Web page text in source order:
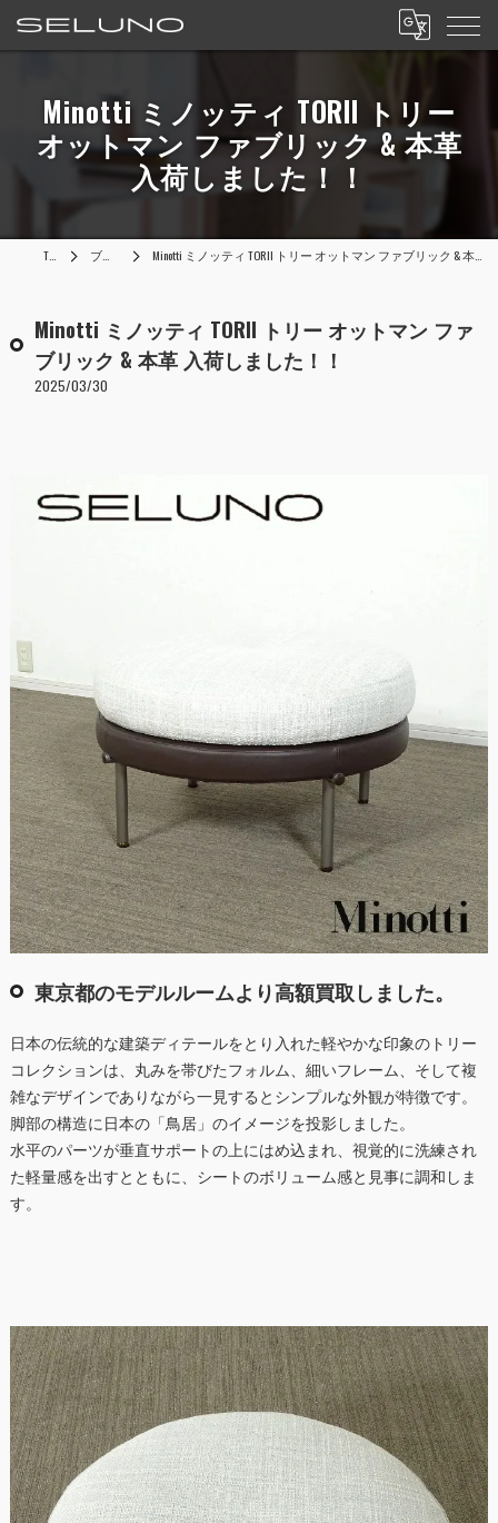
Minotti ミノッティ TORII トリー
オットマン ファブリック & 本革
入荷しました！！
TOP ブログ Minotti ミノッティ TORII トリー オットマン ファブリック & 本革 入荷しました！！
Minotti ミノッティ TORII トリー オットマン ファ
ブリック & 本革 入荷しました！！
2025/03/30
東京都のモデルルームより高額買取しました。
日本の伝統的な建築ディテールをとり入れた軽やかな印象のトリー
コレクションは、丸みを帯びたフォルム、細いフレーム、そして複
雑なデザインでありながら一見するとシンプルな外観が特徴です。
脚部の構造に日本の「鳥居」のイメージを投影しました。
水平のパーツが垂直サポートの上にはめ込まれ、視覚的に洗練され
た軽量感を出すとともに、シートのボリューム感と見事に調和しま
す。